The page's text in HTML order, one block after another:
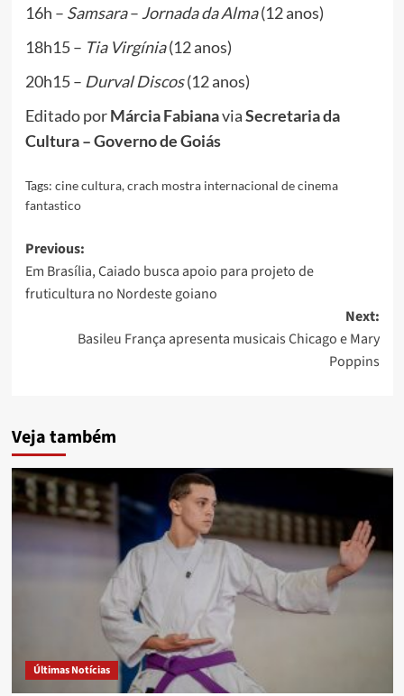
16h – Samsara– Jornada da Alma(12 anos)
18h15 – Tia Virgínia(12 anos)
20h15 – Durval Discos(12 anos)
Editado porMárcia FabianaviaSecretaria da
Cultura – Governo de Goiás
Tags: cine cultura,crach mostra internacional de cinema
fantastico
Post
navigation
Previous:
Em Brasília, Caiado busca apoio para projeto de
fruticultura no Nordeste goiano
Next:
Basileu França apresenta musicais Chicago e Mary
Poppins
Veja também
Últimas Notícias